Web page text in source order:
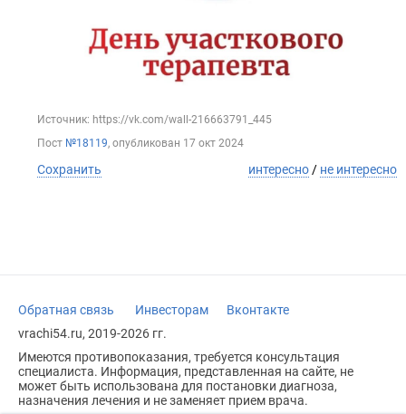
Источник: https://vk.com/wall-216663791_445
Пост №18119, опубликован 17 окт 2024
Сохранить интересно / не интересно
Обратная связь Инвесторам
Вконтакте
vrachi54.ru, 2019-2026 гг.
Имеются противопоказания, требуется консультация
специалиста. Информация, представленная на сайте, не
может быть использована для постановки диагноза,
назначения лечения и не заменяет прием врача.